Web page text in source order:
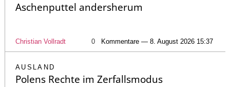
Aschenputtel andersherum
Christian Vollradt 0 Kommentare — 8. August 2026 15:37
AUSLAND
Polens Rechte im Zerfallsmodus